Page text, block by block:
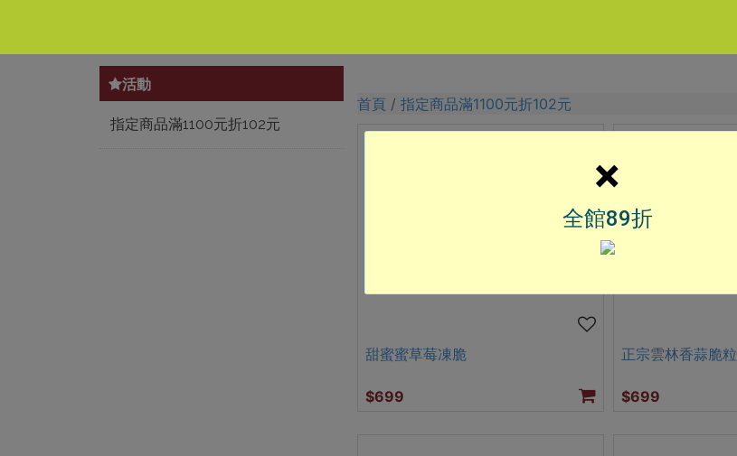
活動
指定商品滿1100元折102元
首頁 指定商品滿1100元折102元
甜蜜蜜草莓凍脆
$699
正宗雲林香蒜脆粒
$699
×
全館89折